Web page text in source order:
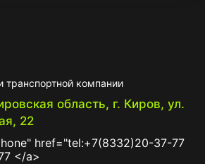
транспортной компании
область, г. Киров, ул.
22
href="tel:+7(8332)20-37-77
</a>